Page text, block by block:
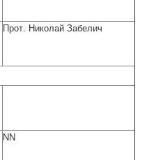
Прот. Николай Забелич
NN